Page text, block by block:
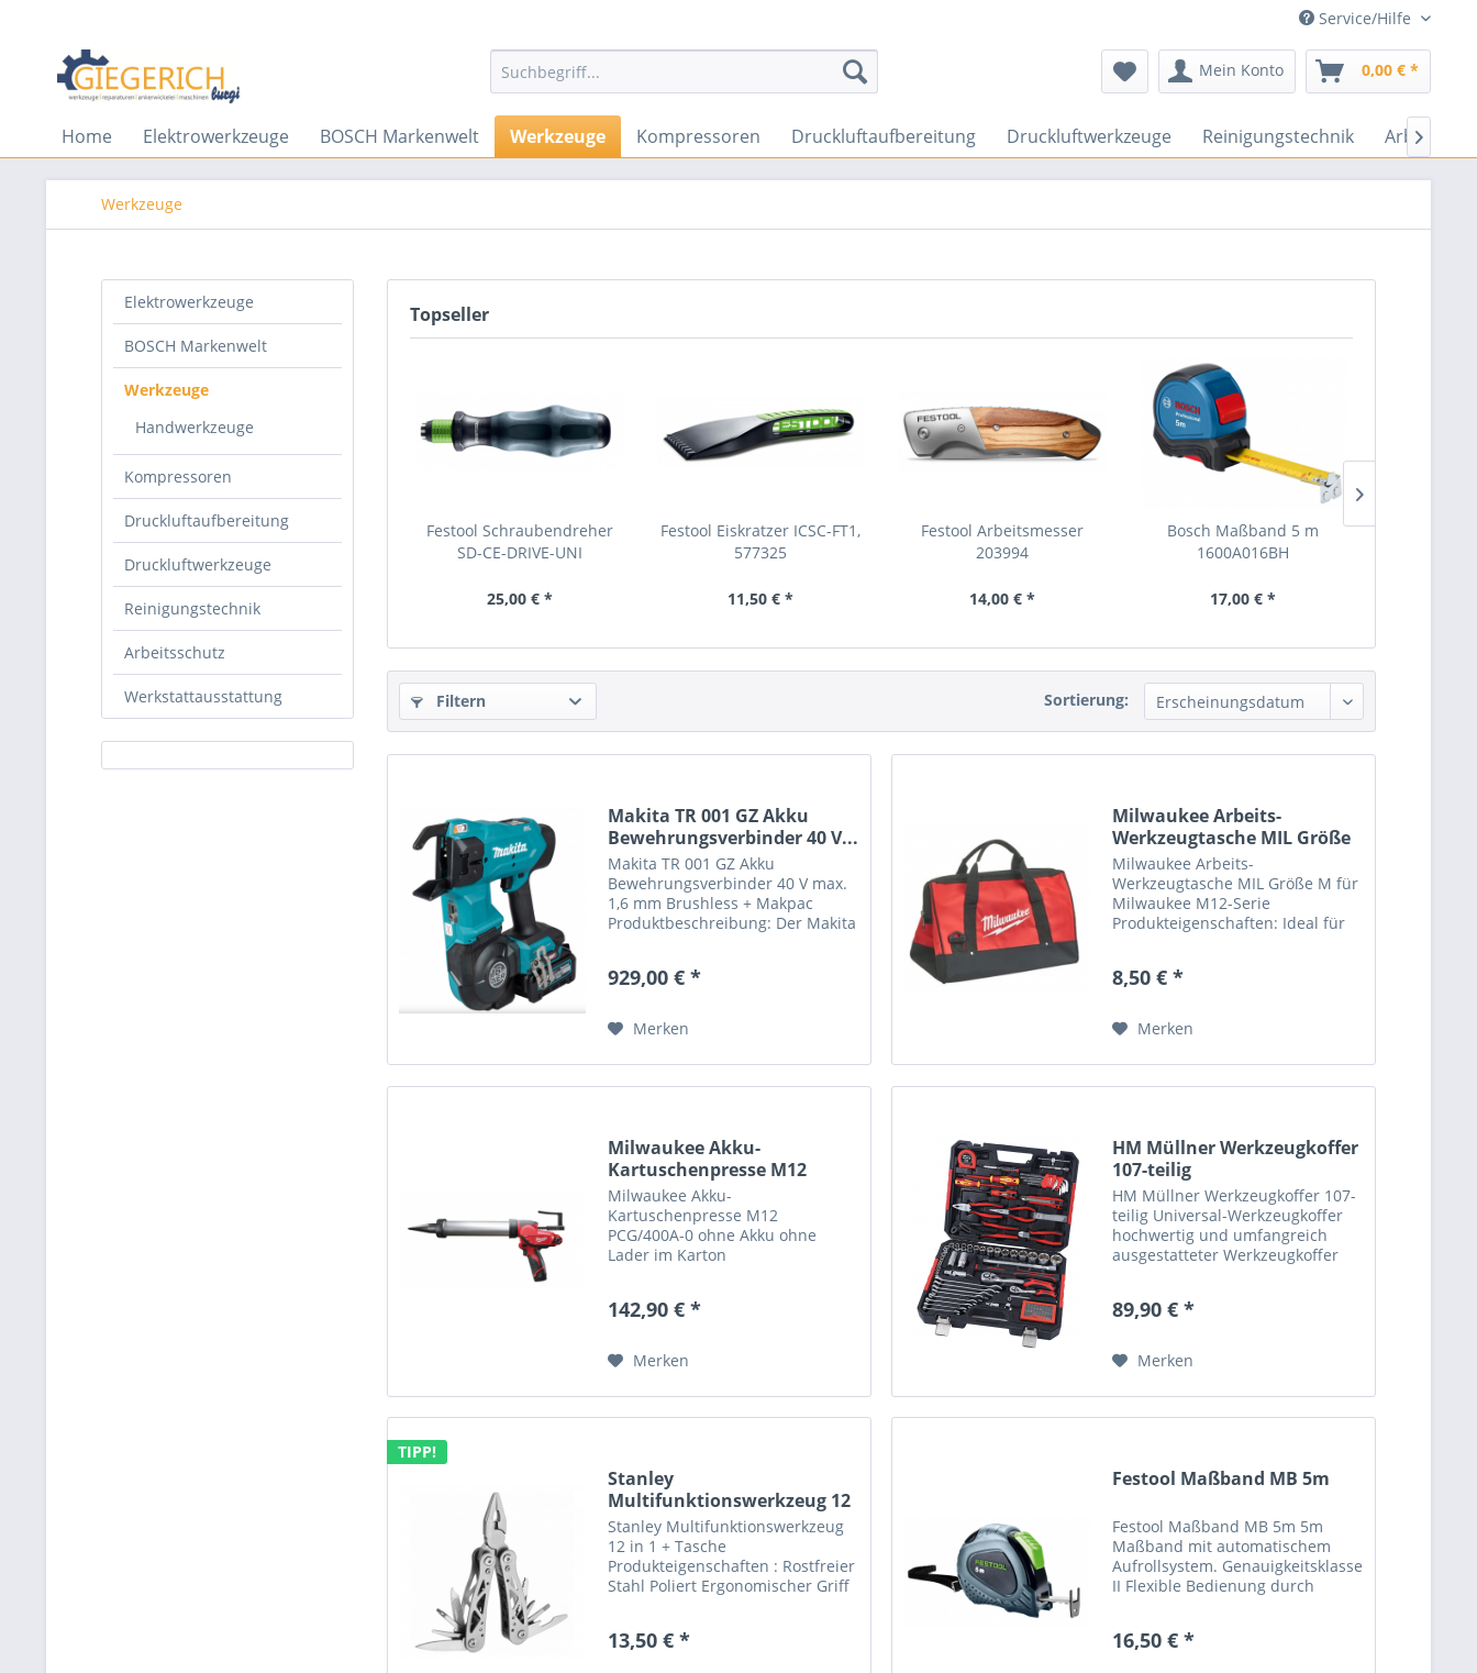
Service/Hilfe
Mein Konto 0,00 € *
Home Elektrowerkzeuge BOSCH Markenwelt Werkzeuge Kompressoren Druckluftaufbereitung Druckluftwerkzeuge Reinigungstechnik 
Werkzeuge
Elektrowerkzeuge
BOSCH Markenwelt
Werkzeuge
Handwerkzeuge
Kompressoren
Druckluftaufbereitung
Druckluftwerkzeuge
Reinigungstechnik
Arbeitsschutz
Werkstattausstattung
Topseller
Festool Schraubendreher
SD-CE-DRIVE-UNI
25,00 € *
Festool Eiskratzer ICSC-FT1,
577325
11,50 € *
Festool Arbeitsmesser
203994
14,00 € *
Bosch Maßband 5 m
1600A016BH
17,00 € *
Filtern Sortierung:
Makita TR 001 GZ Akku
Bewehrungsverbinder 40 V...
Makita TR 001 GZ Akku
Bewehrungsverbinder 40 V max.
1,6 mm Brushless + Makpac
Produktbeschreibung: Der Makita
leistungsstarkes 40V max. Gerät
Binden von...
929,00 € *
Merken
Milwaukee Arbeits-
Werkzeugtasche MIL Größe
M...
Milwaukee Arbeits-
Werkzeugtasche MIL Größe M für
Milwaukee M12-Serie
Produkteigenschaften: Ideal für
Perfekt für alle Arten von
Handwerkzeugen Für...
8,50 € *
Merken
Milwaukee Akku-
Kartuschenpresse M12
PCG/400A-0...
Milwaukee Akku-
Kartuschenpresse M12
PCG/400A-0 ohne Akku ohne
Lader im Karton
REDLINK™ Elektronik -
Lebensdauer von Akku, Motor
und Getriebe Optimiert für...
142,90 € *
Merken
HM Müllner Werkzeugkoffer
107-teilig
HM Müllner Werkzeugkoffer 107-
teilig Universal-Werkzeugkoffer
hochwertig und umfangreich
ausgestatteter Werkzeugkoffer
Schraubendreher FL4-
PH-/PZ-/FL-/TX-/TXB-Bitsatz...
89,90 € *
Merken
TIPP!
Stanley
Multifunktionswerkzeug 12
in 1 + Tasche
Stanley Multifunktionswerkzeug
12 in 1 + Tasche
Produkteigenschaften : Rostfreier
Stahl Poliert Ergonomischer Griff
Industrie, Automotive,
13,50 € *
Festool Maßband MB 5m
Festool Maßband MB 5m 5m
Maßband mit automatischem
Aufrollsystem. Genauigkeitsklasse
II Flexible Bedienung durch
beidseitig bedruckt Horizontale
16,50 € *